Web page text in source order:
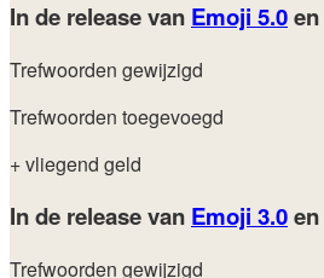
In de release van Emoji 5.0en
Trefwoorden gewijzigd
Trefwoorden toegevoegd
+ vliegend geld
In de release van Emoji 3.0en
Trefwoorden gewijzigd